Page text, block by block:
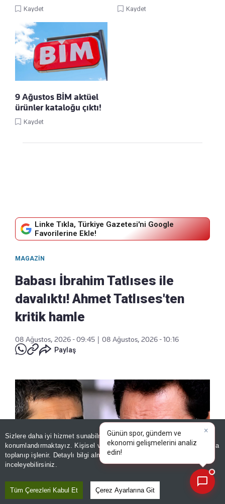
Sizlere daha iyi hizmet sunabilmek adına sitemizdeçerez
konumlandırmaktayız. Kişisel verileriniz, KVKK ve GDPR kapsamında
toplanıp işlenir. Detaylı bilgi almak için
inceleyebilirsiniz.
Tüm Çerezleri Kabul Et Çerez Ayarlarına Git
Kaydet Kaydet
9 Ağustos BİM aktüel
ürünler kataloğu çıktı!
Kaydet
Linke Tıkla, Türkiye Gazetesi'ni Google
Favorilerine Ekle!
MAGAZIN
Babası İbrahim Tatlıses ile
davalıktı! Ahmet Tatlıses'ten
kritik hamle
08 Ağustos, 2026 - 09:45
08 Ağustos, 2026 - 10:16
Paylaş
×
Günün spor, gündem ve
ekonomi gelişmelerini analiz
edin!